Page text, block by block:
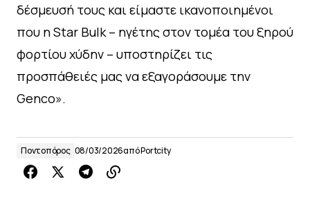
δέσμευσή τους και είμαστε ικανοποιημένοι
που η Star Bulk – ηγέτης στον τομέα του ξηρού
φορτίου χύδην – υποστηρίζει τις
προσπάθειές μας να εξαγοράσουμε την
Genco».
Ποντοπόρος 08/03/2026απόPortcity